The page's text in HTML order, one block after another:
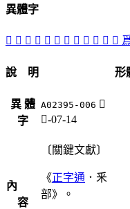
異體字
󳘲 󳘫 𢏽 󳘶 󳘯 󳘮 󳘳 󳘬 󳘭 󳘰 𤓸 󳘴
說 明
異 體
字
A02395-006 𨤒
釆-07-14
內
容
〔關鍵文獻〕
《正字通 ．釆
部》。
形